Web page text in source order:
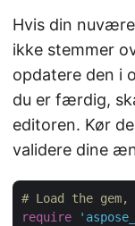
Hvis din
ikke stemmer
opdatere den i
du er færdig,
editoren. Kør
validere dine
# Load the
require